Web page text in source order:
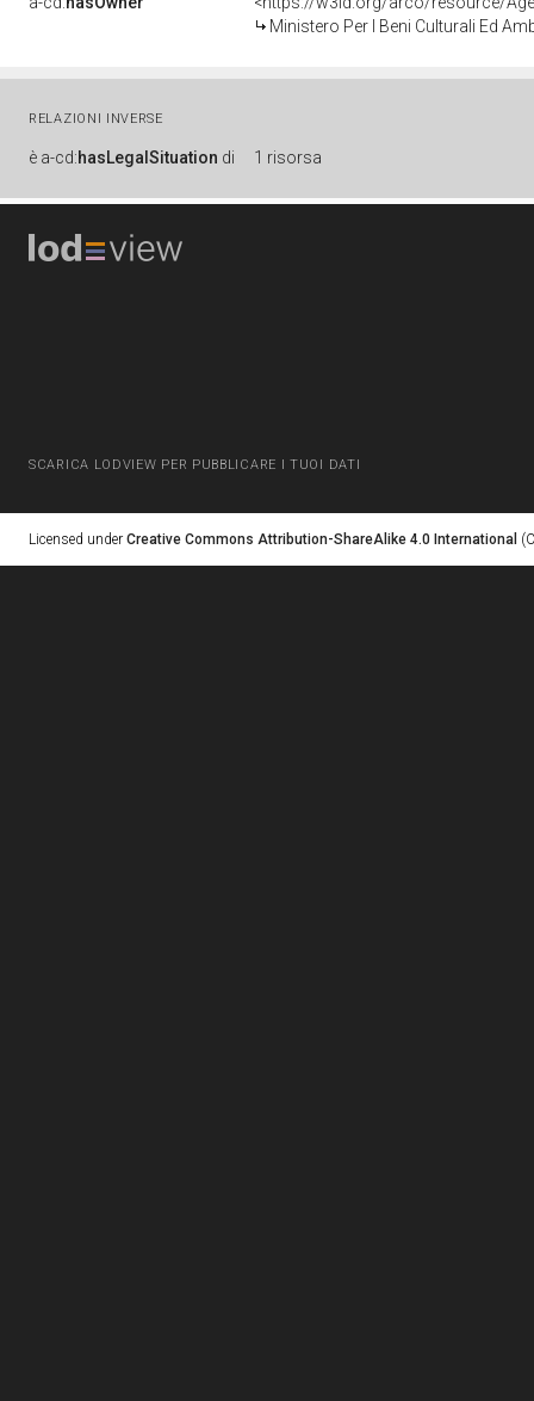
Ministero Per I Beni Culturali Ed
RELAZIONI INVERSE
è a-cd:hasLegalSituation di 1 risorsa
SCARICA LODVIEW PER PUBBLICARE I TUOI DATI
Licensed under Creative Commons Attribution-ShareAlike 4.0 International